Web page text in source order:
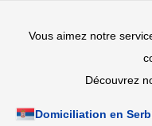
Vous aimez notre
Découvrez
Domiciliation en